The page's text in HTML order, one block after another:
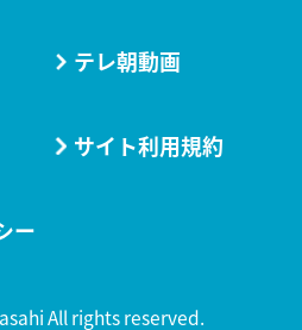
テレ朝動画
サイト利用規約
ー
All rights reserved.